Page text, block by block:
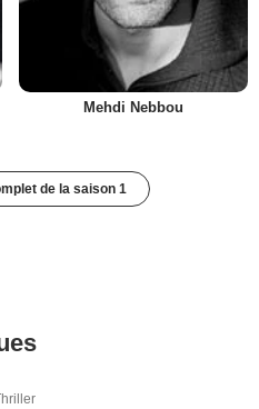
Mehdi Nebbou
de la saison 1